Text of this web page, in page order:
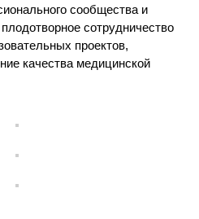
сообщества и
сотрудничество
проектов,
качества медицинской